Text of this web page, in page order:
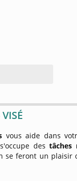
vous aide dans
destâches
se feront un plaisir